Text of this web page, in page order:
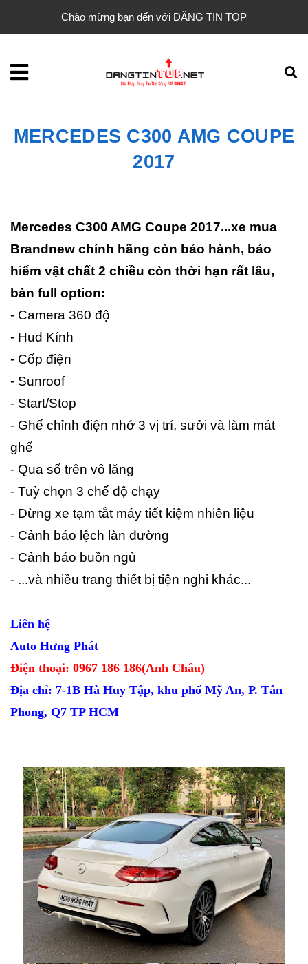
Chào mừng bạn đến với ĐĂNG TIN TOP
MERCEDES C300 AMG COUPE
2017
Mercedes C300 AMG Coupe 2017...xe mua
Brandnew chính hãng còn bảo hành, bảo
hiểm vật chất 2 chiều còn thời hạn rất lâu,
bản full option:
- Camera 360 độ
- Hud Kính
- Cốp điện
- Sunroof
- Start/Stop
- Ghế chỉnh điện nhớ 3 vị trí, sưởi và làm mát
ghế
- Qua số trên vô lăng
- Tuỳ chọn 3 chế độ chạy
- Dừng xe tạm tắt máy tiết kiệm nhiên liệu
- Cảnh báo lệch làn đường
- Cảnh báo buồn ngủ
- ...và nhiều trang thiết bị tiện nghi khác...
Liên hệ
Auto Hưng Phát
Điện thoại: 0967 186 186(Anh Châu)
Địa chỉ: 7-1B Hà Huy Tập, khu phố Mỹ An, P. Tân
Phong, Q7 TP HCM